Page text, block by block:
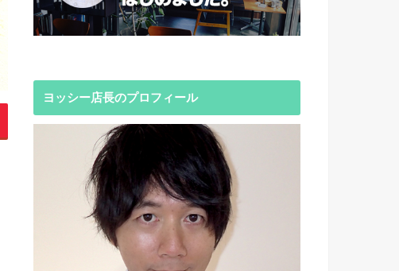
ヨッシー店長のプロフィール